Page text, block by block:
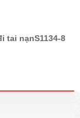
tai nạnS1134-8